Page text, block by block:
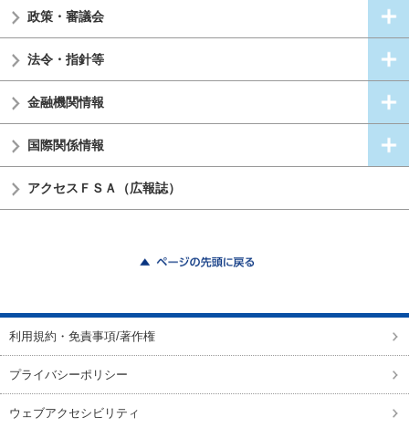
政策・審議会
法令・指針等
金融機関情報
国際関係情報
アクセスＦＳＡ（広報誌）
利用規約・免責事項/著作権
プライバシーポリシー
ウェブアクセシビリティ